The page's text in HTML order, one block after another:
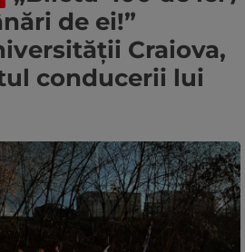
de ei!”
Craiova,
conducerii lui